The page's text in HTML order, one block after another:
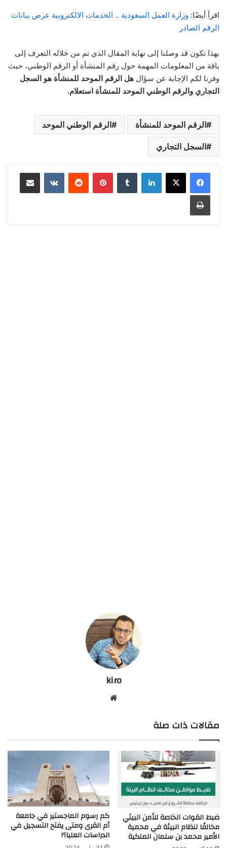
اقرأ أيضًا: وزارة العمل السعودية .. الخدمات الالكترونية عرض بيانات
الرقم الصادر
بهذا نكون قد وصلنا إلى نهاية المقال الذي تم من خلاله التعرف إلى
باقة من المعلومات المهمة حول رقم المنشأة أو الرقم الوطني، حيث
وفرنا لكم الإجابة عن سؤال هل الرقم الموحد للمنشأة هو السجل
التجاري والرقم الوطني الموحد للمنشأة استعلام.
الرقم الموحد للمنشأة الرقم الوطني الموحد
السجل التجاري
لينكدإن بينتيريست
kiro
مقالات ذات صلة
ضبط القوات الخاصة للأمن البيئي
مخالفًا لنظام البيئة في محمية
الأمير محمد بن سلمان الملكية
كم رسوم الماجستير في جامعة
أم القرى ومتى يفتح التسجيل في
الدراسات العليا؟!